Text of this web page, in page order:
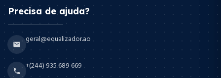
Precisa de ajuda?
geral@equalizador.ao
+(244) 935 689 669